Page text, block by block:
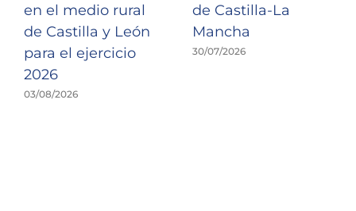
en el medio rural
de Castilla y León
para el ejercicio
2026
03/08/2026
de Castilla-La
Mancha
30/07/2026